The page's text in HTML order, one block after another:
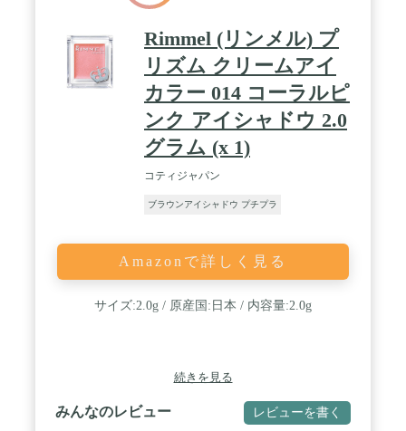
Rimmel (リンメル) プ
リズム クリームアイ
カラー 014 コーラルピ
ンク アイシャドウ 2.0
グラム (x 1)
コティジャパン
ブラウンアイシャドウ プチプラ
Amazonで詳しく見る
サイズ:2.0g / 原産国:日本 / 内容量:2.0g
続きを見る
みんなのレビュー レビューを書く